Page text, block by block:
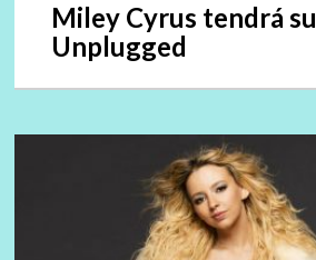
Miley Cyrus tendrá su
Unplugged